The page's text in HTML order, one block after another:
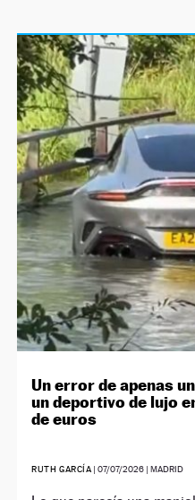
Un error de apenas
un deportivo de lujo
de euros
RUTH GARCÍA |07/07/2026 | MADRID